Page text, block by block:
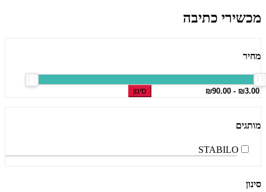
מכשירי כתיבה
מחיר
סינון
מותגים
STABILO
סינון